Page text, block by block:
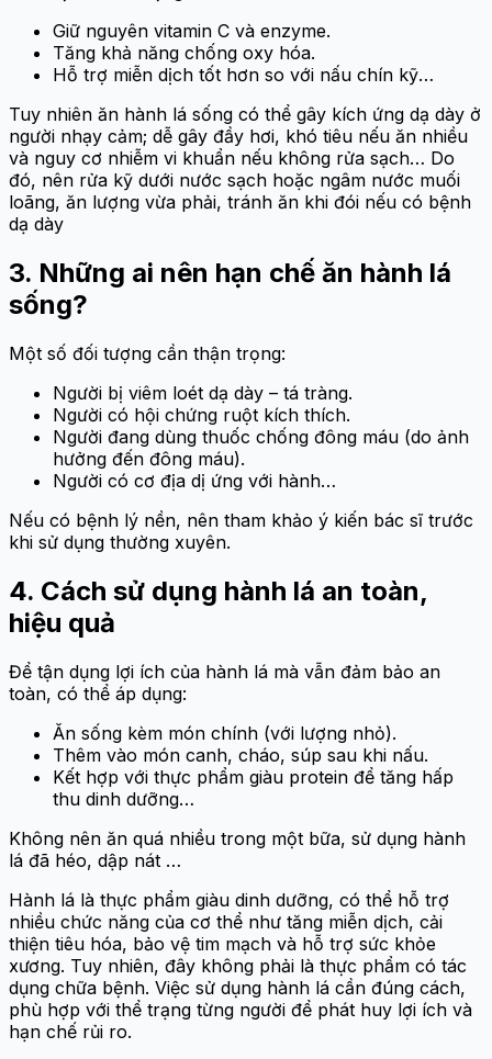
Giữ nguyên vitamin C và enzyme.
Tăng khả năng chống oxy hóa.
Hỗ trợ miễn dịch tốt hơn so với nấu chín kỹ…
Tuy nhiên ăn hành lá sống có thể gây kích ứng dạ dày ở
người nhạy cảm; dễ gây đầy hơi, khó tiêu nếu ăn nhiều
và nguy cơ nhiễm vi khuẩn nếu không rửa sạch… Do
đó, nên rửa kỹ dưới nước sạch hoặc ngâm nước muối
loãng, ăn lượng vừa phải, tránh ăn khi đói nếu có bệnh
dạ dày
3. Những ai nên hạn chế ăn hành lá
sống?
Một số đối tượng cần thận trọng:
Người bị viêm loét dạ dày – tá tràng.
Người có hội chứng ruột kích thích.
Người đang dùng thuốc chống đông máu (do ảnh
hưởng đến đông máu).
Người có cơ địa dị ứng với hành…
Nếu có bệnh lý nền, nên tham khảo ý kiến bác sĩ trước
khi sử dụng thường xuyên.
4. Cách sử dụng hành lá an toàn,
hiệu quả
Để tận dụng lợi ích của hành lá mà vẫn đảm bảo an
toàn, có thể áp dụng:
Ăn sống kèm món chính (với lượng nhỏ).
Thêm vào món canh, cháo, súp sau khi nấu.
Kết hợp với thực phẩm giàu protein để tăng hấp
thu dinh dưỡng…
Không nên ăn quá nhiều trong một bữa, sử dụng hành
lá đã héo, dập nát …
Hành lá là thực phẩm giàu dinh dưỡng, có thể hỗ trợ
nhiều chức năng của cơ thể như tăng miễn dịch, cải
thiện tiêu hóa, bảo vệ tim mạch và hỗ trợ sức khỏe
xương. Tuy nhiên, đây không phải là thực phẩm có tác
dụng chữa bệnh. Việc sử dụng hành lá cần đúng cách,
phù hợp với thể trạng từng người để phát huy lợi ích và
hạn chế rủi ro.